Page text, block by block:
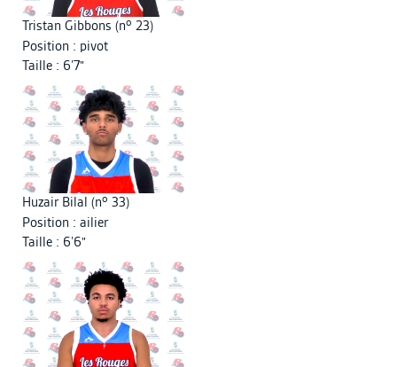
Tristan Gibbons (no 23)
Position : pivot
Taille : 6’7"
Huzair Bilal (no 33)
Position : ailier
Taille : 6’6"